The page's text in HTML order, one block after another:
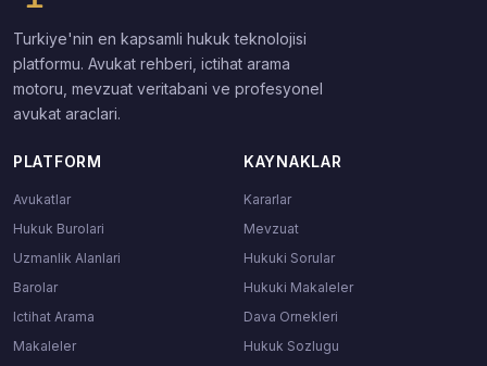
Turkiye'nin en kapsamli hukuk teknolojisi
platformu. Avukat rehberi, ictihat arama
motoru, mevzuat veritabani ve profesyonel
avukat araclari.
PLATFORM
Avukatlar
Hukuk Burolari
Uzmanlik Alanlari
Barolar
Ictihat Arama
Makaleler
KAYNAKLAR
Kararlar
Mevzuat
Hukuki Sorular
Hukuki Makaleler
Dava Ornekleri
Hukuk Sozlugu